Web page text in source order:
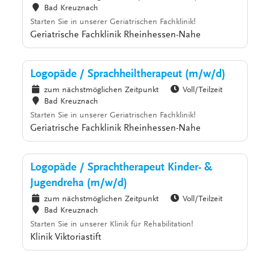
Bad Kreuznach
Starten Sie in unserer Geriatrischen Fachklinik!
Geriatrische Fachklinik Rheinhessen-Nahe
Logopäde / Sprachheiltherapeut (m/w/d)
zum nächstmöglichen Zeitpunkt
Voll/Teilzeit
Bad Kreuznach
Starten Sie in unserer Geriatrischen Fachklinik!
Geriatrische Fachklinik Rheinhessen-Nahe
Logopäde / Sprachtherapeut Kinder- &
Jugendreha (m/w/d)
zum nächstmöglichen Zeitpunkt
Voll/Teilzeit
Bad Kreuznach
Starten Sie in unserer Klinik für Rehabilitation!
Klinik Viktoriastift